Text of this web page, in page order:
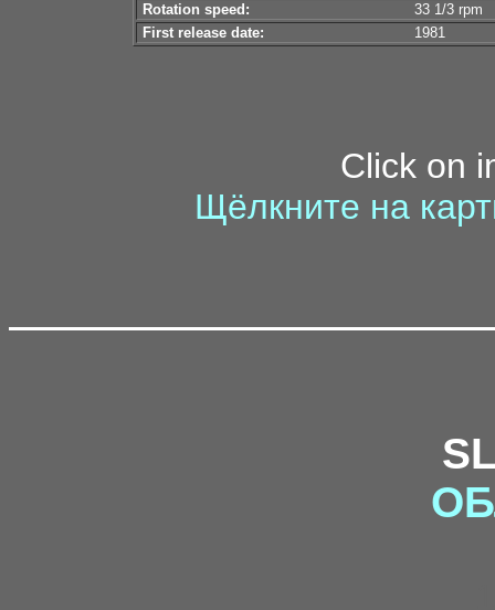
Rotation speed:
33 1/3 rpm
First release date:
1981
Click on
Щёлкните на